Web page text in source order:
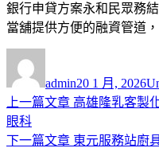
銀行申貸方案永和民眾務
當舖提供方便的融資管道，
者
admin佈
日
20 1 月, 2026類
文
章
上一篇文章 上
篇
高雄隆乳客製
眼科
下一篇文章 下
東元服務站廚